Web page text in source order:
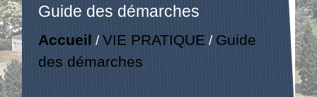
Guide des démarches
Accueil /VIE PRATIQUE / Guide
des démarches